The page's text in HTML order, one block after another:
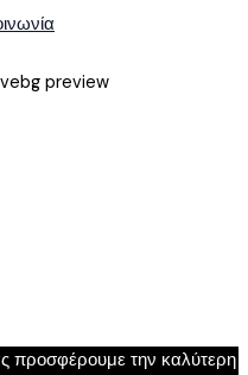
προσφέρουμε την καλύτερη